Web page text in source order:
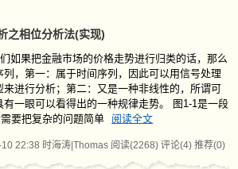
之相位分析法(实现)
如果把金融市场的价格走势进行归类的话，那么
列，第一：属于时间序列，因此可以用信号处理
来进行分析；第二：又是一种非线性的，所谓可
一眼可以看得出的一种规律走势。 图1-1是一段
要把复杂的问题简单
阅读全文
22:38 时海涛|Thomas 阅读(2268) 评论(4) 推荐(0)